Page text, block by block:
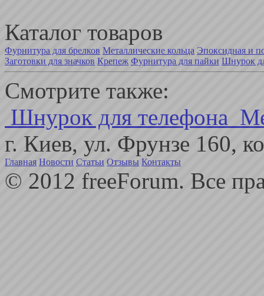
Каталог товаров
Фурнитура для брелков Металлические кольца Эпоксидная и
Заготовки для значков Крепеж Фурнитура для пайки Шнурок
Смотрите также:
Шнурок для телефона
г. Киев, ул. Фрунзе 160,
Главная Новости Статьи Отзывы Контакты
© 2012 freeForum. Все